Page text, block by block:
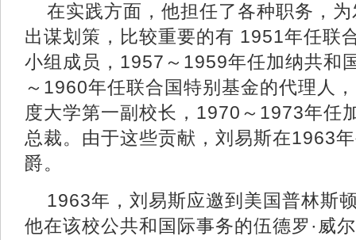
在实践方面，他担任了各种职务，
出谋划策，比较重要的有 1951年任联
小组成员，1957～1959年任加纳共和
～1960年任联合国特别基金的代理人
度大学第一副校长，1970～1973年任
总裁。由于这些贡献，刘易斯在1963
爵。
1963年，刘易斯应邀到美国普林斯
他在该校公共和国际事务的伍德罗·威